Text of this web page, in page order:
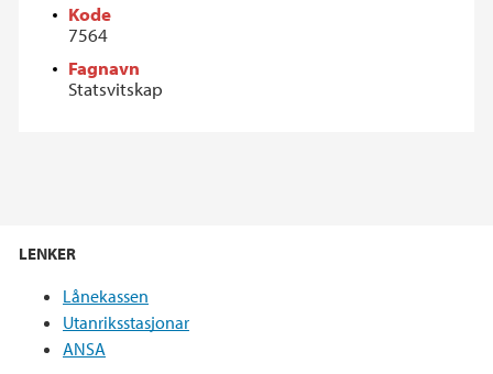
Kode
7564
Fagnavn
Statsvitskap
LENKER
Lånekassen
Utanriksstasjonar
ANSA